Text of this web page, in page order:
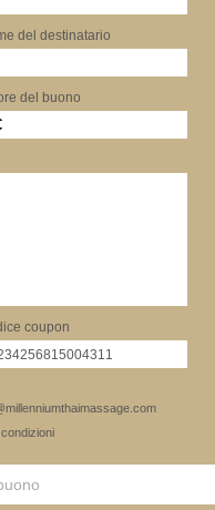
del destinatario
del buono
coupon